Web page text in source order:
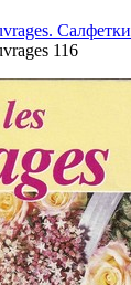
Салфетки
116